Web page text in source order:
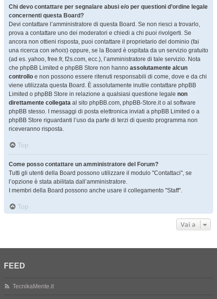
Chi devo contattare per segnalare abusi e/o per questioni d’ordine legale
concernenti questa Board?
Devi contattare l’amministratore di questa Board. Se non riesci a trovarlo,
prova a contattare uno dei moderatori e chiedi a chi puoi rivolgerti. Se
ancora non ottieni risposta, puoi contattare il proprietario del dominio (fai
una ricerca con whois) oppure, se la Board è ospitata da un servizio gratuito
(ad es. yahoo, free.fr, f2s.com, ecc.), l’amministratore di tale servizio. Nota
che phpBB Limited e phpBB Store non hanno assolutamente alcun
controllo e non possono essere ritenuti responsabili di come, dove e da chi
viene utilizzata questa Board. È assolutamente inutile contattare phpBB
Limited o phpBB Store in relazione a qualsiasi questione legale non
direttamente collegata al sito phpBB.com, phpBB-Store.it o al software
phpBB stesso. I messaggi di posta elettronica inviati a phpBB Limited o a
phpBB Store riguardanti l’uso da parte di terzi di questo programma non
riceveranno risposta.
Top
Come posso contattare un amministratore del Forum?
Tutti gli utenti della Board possono utilizzare il modulo "Contattaci", se
l’opzione è stata abilitata dall’amministratore.
I membri della Board possono anche usare il collegamento "Staff".
Top
Vai a
FEED
TecnikaMente.it